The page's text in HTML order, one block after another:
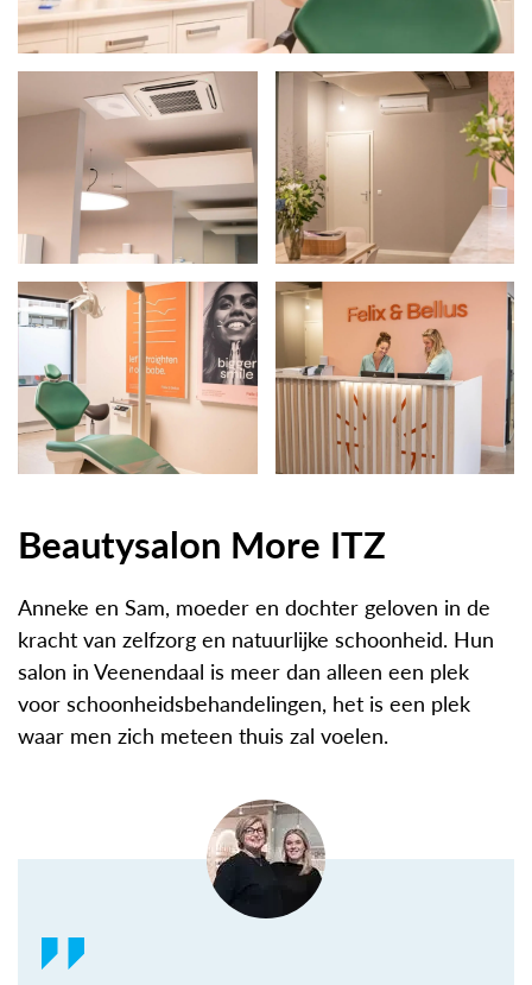
Beautysalon More ITZ
Anneke en Sam, moeder en dochter geloven in de
kracht van zelfzorg en natuurlijke schoonheid. Hun
salon in Veenendaal is meer dan alleen een plek
voor schoonheidsbehandelingen, het is een plek
waar men zich meteen thuis zal voelen.